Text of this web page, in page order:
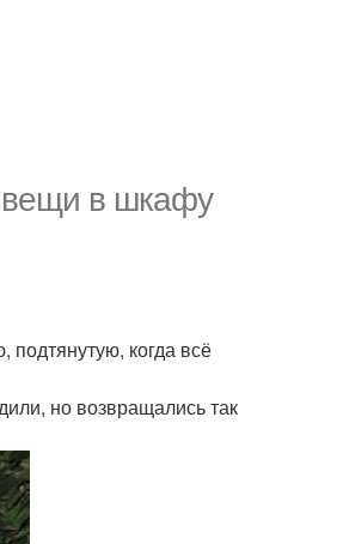
вещи в шкафу
подтянутую, когда всё
но возвращались так